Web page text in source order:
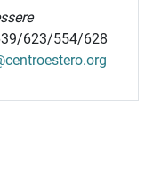
623/554/628